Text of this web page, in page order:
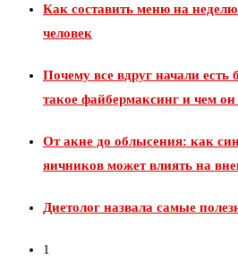
Как составить меню на
человек
Почему все вдруг начали есть
такое файбермаксинг и чем
От акне до облысения: как
яичников может влиять на
Диетолог назвала самые
1